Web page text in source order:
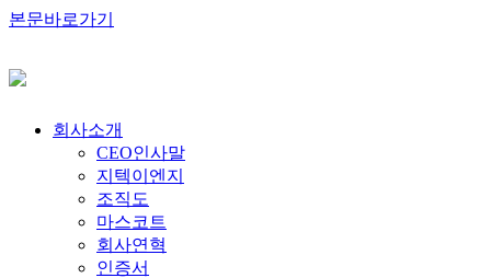
본문바로가기
회사소개
CEO인사말
지텍이엔지
조직도
마스코트
회사연혁
인증서